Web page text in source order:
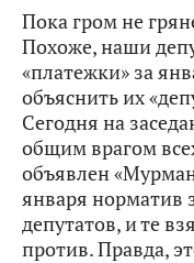
Пока гром не
Похоже, наши
«платежки» за
объяснить их
Сегодня на
общим врагом
объявлен
января норматив
депутатов, и те
против. Правда,